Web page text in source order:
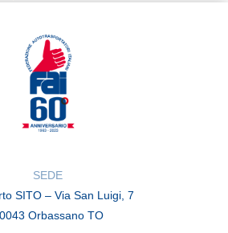
SEDE
SITO – Via San Luigi, 7
Orbassano TO